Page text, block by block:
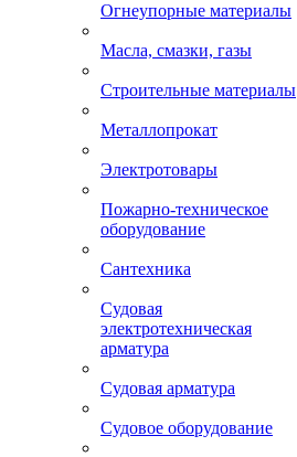
Огнеупорные материалы
Масла, смазки, газы
Строительные материалы
Металлопрокат
Электротовары
Пожарно-техническое
оборудование
Сантехника
Судовая
электротехническая
арматура
Судовая арматура
Судовое оборудование